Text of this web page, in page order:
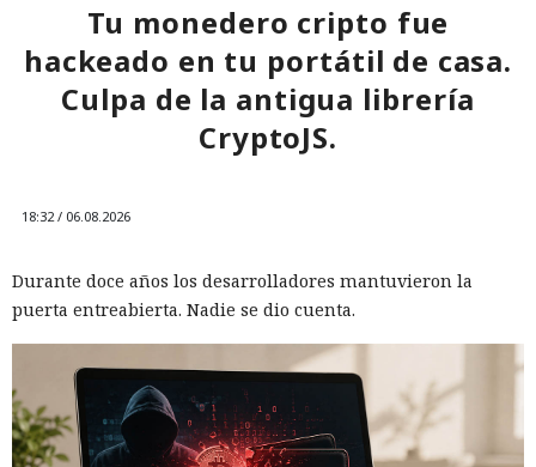
Tu monedero cripto fue
hackeado en tu portátil de casa.
Culpa de la antigua librería
CryptoJS.
18:32 / 06.08.2026
Durante doce años los desarrolladores mantuvieron la
puerta entreabierta. Nadie se dio cuenta.